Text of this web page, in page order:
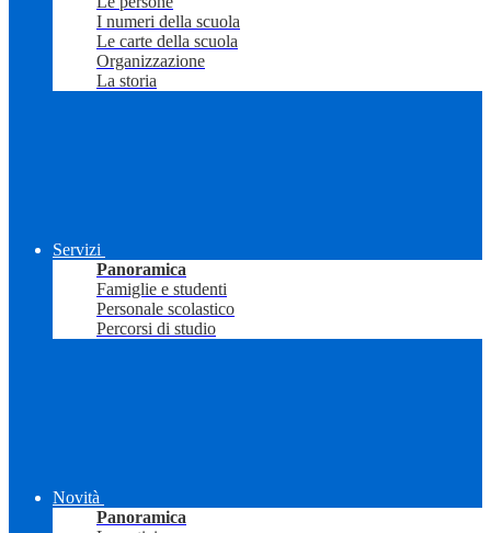
I numeri della scuola
Le carte della scuola
Organizzazione
La storia
Servizi
Panoramica
Famiglie e studenti
Personale scolastico
Percorsi di studio
Novità
Panoramica